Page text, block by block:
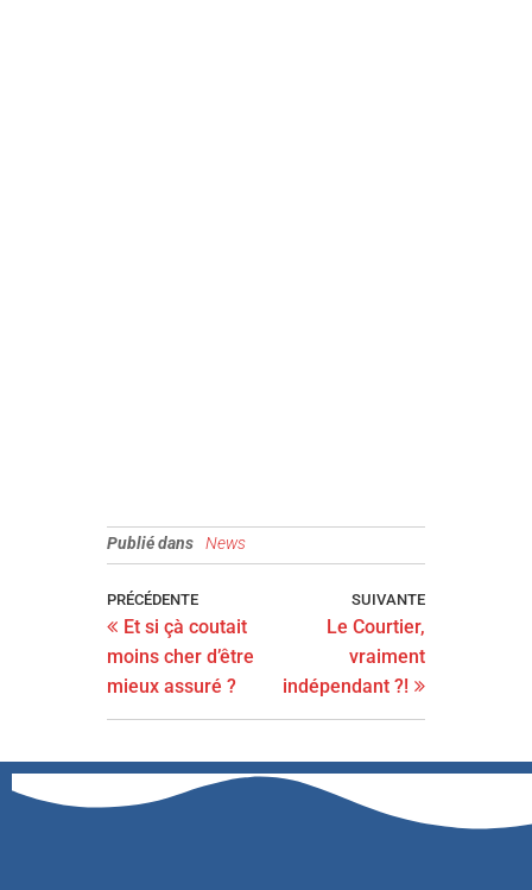
Publié dans News
PRÉCÉDENTE
Et si çà coutait
moins cher d’être
mieux assuré ?
SUIVANTE
Le Courtier,
vraiment
indépendant ?!